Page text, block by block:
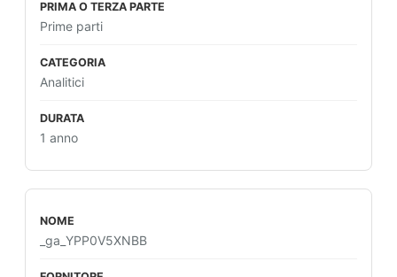
Prime parti
Analitici
1 anno
_ga_YPP0V5XNBB